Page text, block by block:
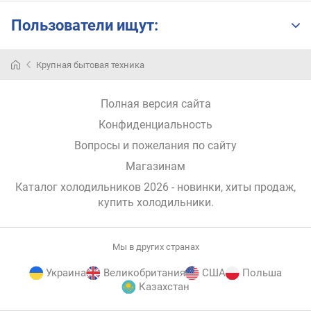
с
с
а
э
р
Пользователи ищут:
–
настолько
моделями,
правильный
Крупная бытовая техника
Полная версия сайта
Конфиденциальность
Вопросы и пожелания по сайту
Магазинам
Каталог холодильников 2026 - новинки, хиты продаж,
купить холодильники.
Мы в других странах
Украина Великобритания США
Польша
Казахстан